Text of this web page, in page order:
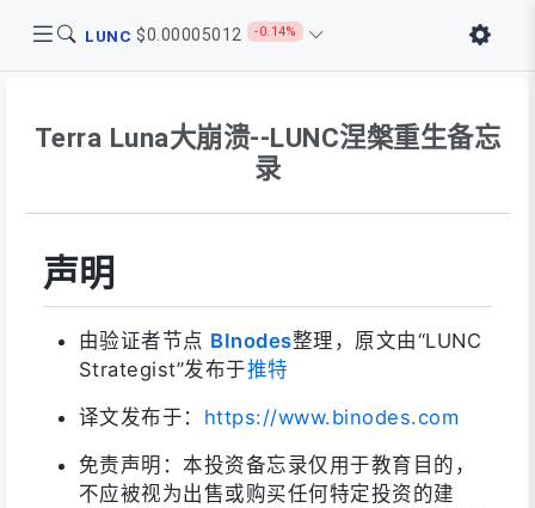
LUNC $0.00005012 -0.14%
Terra Luna大崩溃--LUNC涅槃重生备忘
录
声明
由验证者节点 BInodes整理，原文由“LUNC
Strategist”发布于推特
译文发布于： https://www.binodes.com
免责声明：本投资备忘录仅用于教育目的，
不应被视为出售或购买任何特定投资的建